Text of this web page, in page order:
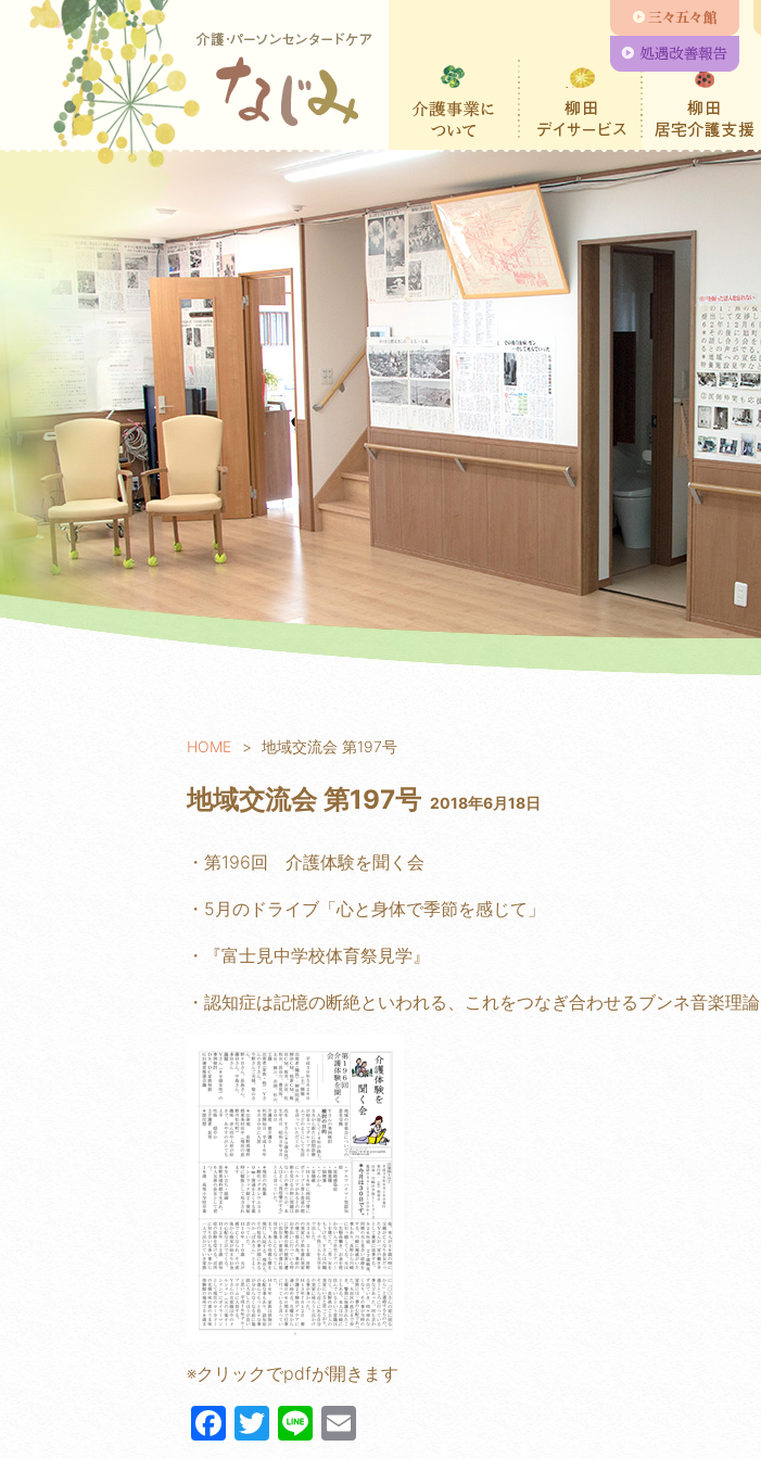
HOME 地域交流会 第197号
地域交流会 第197号 2018年6月18日
・第196回 介護体験を聞く会
・5月のドライブ「心と身体で季節を感じて」
・『富士見中学校体育祭見学』
・認知症は記憶の断絶といわれる、これをつなぎ合わせるブンネ音楽理論
※クリックでpdfが開きます
F
T
Li